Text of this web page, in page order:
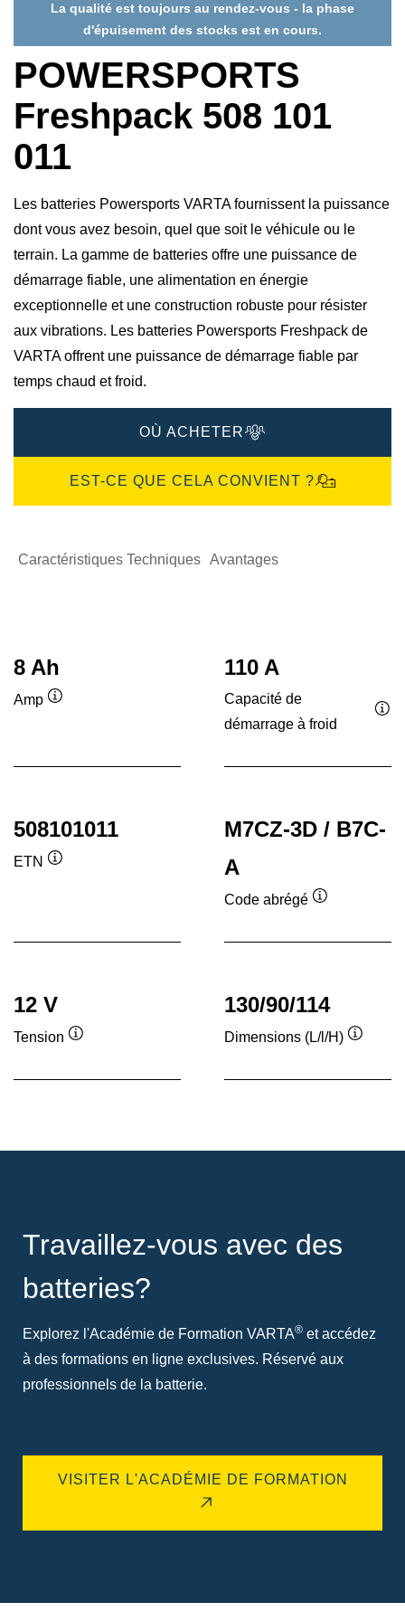
La qualité est toujours au rendez-vous - la phase
d'épuisement des stocks est en cours.
POWERSPORTS
Freshpack 508 101
011
Les batteries Powersports VARTA fournissent la puissance
dont vous avez besoin, quel que soit le véhicule ou le
terrain. La gamme de batteries offre une puissance de
démarrage fiable, une alimentation en énergie
exceptionnelle et une construction robuste pour résister
aux vibrations. Les batteries Powersports Freshpack de
VARTA offrent une puissance de démarrage fiable par
temps chaud et froid.
OÙ ACHETER
EST-CE QUE CELA CONVIENT ?
Caractéristiques Techniques Avantages
8 Ah
Amp
110 A
Capacité de
démarrage à froid
508101011
ETN
M7CZ-3D / B7C-
A
Code abrégé
12 V
Tension
130/90/114
Dimensions (L/l/H)
Travaillez-vous avec des
batteries?
Explorez l'Académie de Formation VARTA® et accédez
à des formations en ligne exclusives. Réservé aux
professionnels de la batterie.
VISITER L'ACADÉMIE DE FORMATION